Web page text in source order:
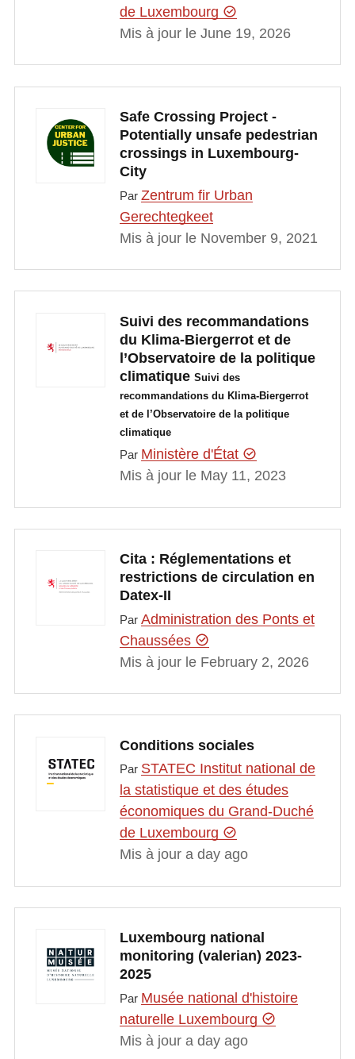
de Luxembourg
Mis à jour le June 19, 2026
Safe Crossing Project -
Potentially unsafe pedestrian
crossings in Luxembourg-
City
Par Zentrum fir Urban
Gerechtegkeet
Mis à jour le November 9, 2021
Suivi des recommandations
du Klima-Biergerrot et de
l’Observatoire de la politique
climatique Suivi des
recommandations du Klima-Biergerrot
et de l’Observatoire de la politique
climatique
Par Ministère d'État
Mis à jour le May 11, 2023
Cita : Réglementations et
restrictions de circulation en
Datex-II
Par Administration des Ponts et
Chaussées
Mis à jour le February 2, 2026
Conditions sociales
Par STATEC Institut national de
la statistique et des études
économiques du Grand-Duché
de Luxembourg
Mis à jour a day ago
Luxembourg national
monitoring (valerian) 2023-
2025
Par Musée national d'histoire
naturelle Luxembourg
Mis à jour a day ago